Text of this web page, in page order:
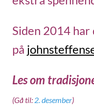
Siden 2014
på
Les om
(Gå til: 2. desember)